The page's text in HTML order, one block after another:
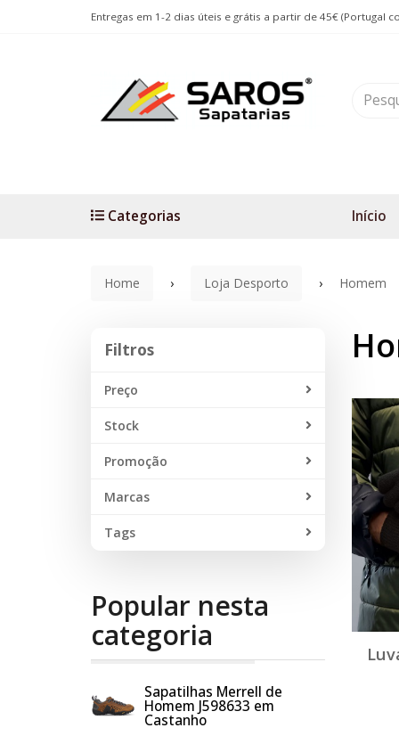
Entregas em 1-2 dias úteis e grátis a partir de 45€ (Portugal
Início
Categorias
Home Loja Desporto Homem
Filtros
Preço
Stock
Promoção
Marcas
Tags
Popular nesta
categoria
Sapatilhas Merrell de
Homem J598633 em
Castanho